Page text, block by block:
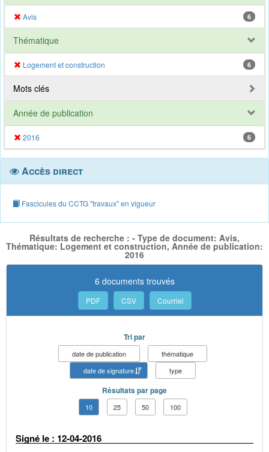
Avis 6
Thématique
Logement et construction 6
Mots clés
Année de publication
2016 6
Accès direct
Fascicules du CCTG "travaux" en vigueur
Résultats de recherche : - Type de document: Avis,
Thématique: Logement et construction, Année de publication:
2016
6 documents trouvés
PDF CSV Courriel
Tri par
date de publication
thématique
date de signature
type
Résultats par page
10 25 50 100
Signé le : 12-04-2016